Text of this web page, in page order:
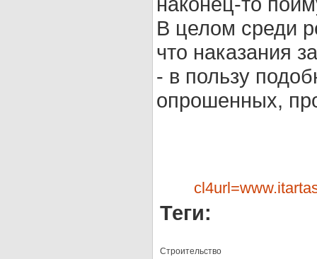
В целом среди
что наказания
- в пользу
опрошенных,
Теги:
Строительство